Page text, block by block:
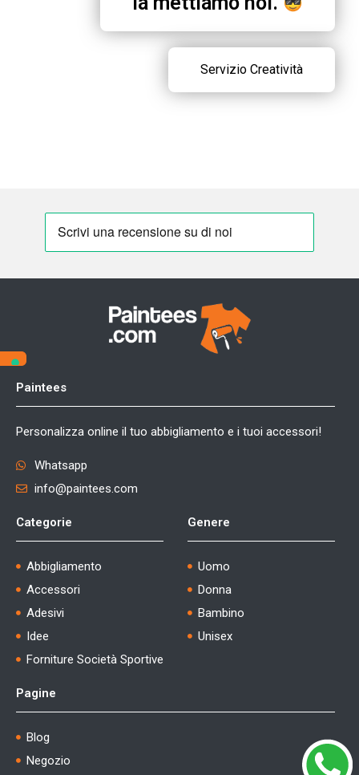
Servizio Creatività
Paintees
Personalizza online il tuo abbigliamento e i tuoi accessori!
Whatsapp
info@paintees.com
Categorie
Abbigliamento
Accessori
Adesivi
Idee
Forniture Società Sportive
Genere
Uomo
Donna
Bambino
Unisex
Pagine
Blog
Negozio